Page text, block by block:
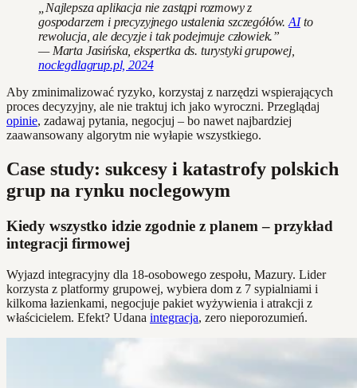
„Najlepsza aplikacja nie zastąpi rozmowy z
gospodarzem i precyzyjnego ustalenia szczegółów.AIto
rewolucja, ale decyzje i tak podejmuje człowiek.”
— Marta Jasińska, ekspertka ds. turystyki grupowej,
noclegdlagrup.pl, 2024
Aby zminimalizować ryzyko, korzystaj z narzędzi wspierających
proces decyzyjny, ale nie traktuj ich jako wyroczni. Przeglądaj
opinie, zadawaj pytania, negocjuj – bo nawet najbardziej
zaawansowany algorytm nie wyłapie wszystkiego.
Case study: sukcesy i katastrofy polskich
grup na rynku noclegowym
Kiedy wszystko idzie zgodnie z planem – przykład
integracji firmowej
Wyjazd integracyjny dla 18-osobowego zespołu, Mazury. Lider
korzysta z platformy grupowej, wybiera dom z 7 sypialniami i
kilkoma łazienkami, negocjuje pakiet wyżywienia i atrakcji z
właścicielem. Efekt? Udana integracja, zero nieporozumień.